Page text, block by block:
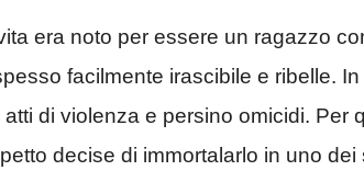
era noto per essere un ragazzo
facilmente irascibile e ribelle.
di violenza e persino omicidi. Per
decise di immortalarlo in uno